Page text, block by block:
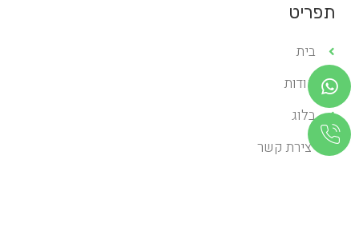
תפריט
בית
אודות
בלוג
יצירת קשר